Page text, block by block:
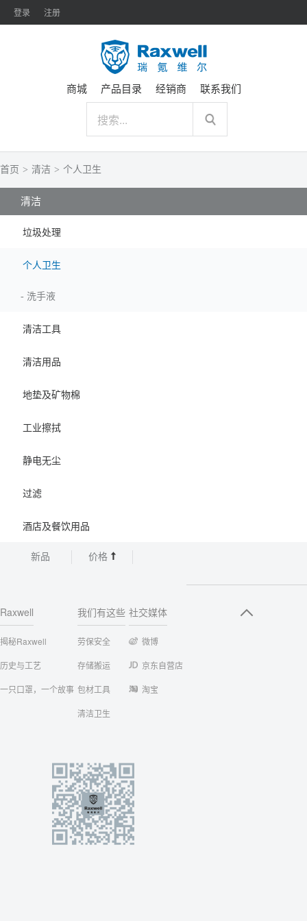
登录 注册
商城 产品目录 经销商 联系我们
首页 > 清洁 > 个人卫生
清洁
垃圾处理
个人卫生
- 洗手液
清洁工具
清洁用品
地垫及矿物棉
工业擦拭
静电无尘
过滤
酒店及餐饮用品
新品 价格
Raxwell
揭秘Raxwell
历史与工艺
一只口罩，一个故事
我们有这些
劳保安全
存储搬运
包材工具
清洁卫生
社交媒体
微博
京东自营店
淘宝